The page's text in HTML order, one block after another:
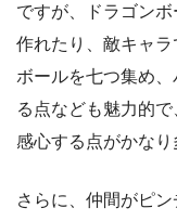
ですが、ドラゴン
作れたり、敵キャ
ボールを七つ集め
る点なども魅力的
感心する点がかなり
さらに、仲間がピ